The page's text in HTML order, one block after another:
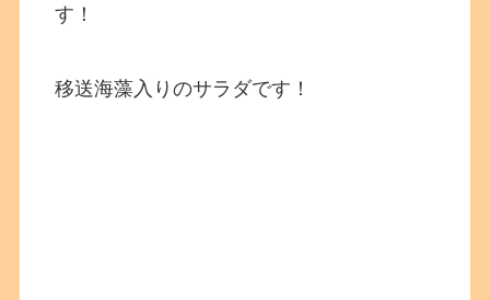
す！
移送海藻入りのサラダです！